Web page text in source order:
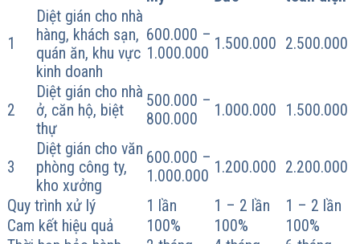
1
Diệt gián cho nhà
hàng, khách sạn,
quán ăn, khu vực
kinh doanh
600.000 –
1.000.000
1.500.000 2.500.000
2
Diệt gián cho nhà
ở, căn hộ, biệt
thự
500.000 –
800.000
1.000.000 1.500.000
3
Diệt gián cho văn
phòng công ty,
kho xưởng
600.000 –
1.000.000 1.200.000 2.200.000
Quy trình xử lý 1 lần 1 – 2 lần
1 – 2 lần
Cam kết hiệu quả
100% 100%
100%